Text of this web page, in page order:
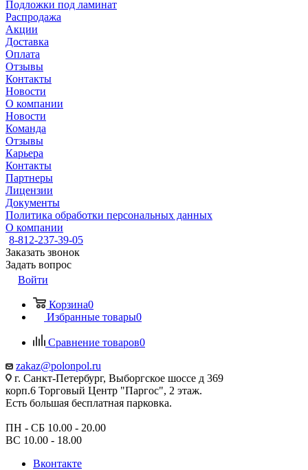
Подложки под ламинат
Распродажа
Акции
Доставка
Оплата
Отзывы
Контакты
Новости
О компании
Новости
Команда
Отзывы
Карьера
Контакты
Партнеры
Лицензии
Документы
Политика обработки персональных данных
О компании
8-812-237-39-05
Заказать звонок
Задать вопрос
Войти
Корзина0
Избранные товары0
Сравнение товаров0
zakaz@polonpol.ru
г. Санкт-Петербург, Выборгское шоссе д 369
корп.6 Торговый Центр "Паргос", 2 этаж.
Есть большая бесплатная парковка.
ПН - СБ 10.00 - 20.00
ВС 10.00 - 18.00
Вконтакте